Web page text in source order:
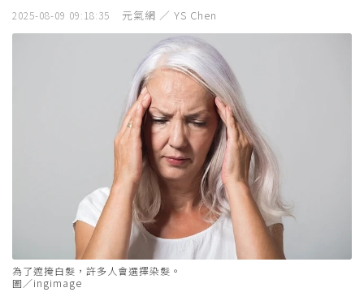
2025-08-09 09:18:35 元氣網 ／ YS Chen
為了遮掩白髮，許多人會選擇染髮。
圖／ingimage